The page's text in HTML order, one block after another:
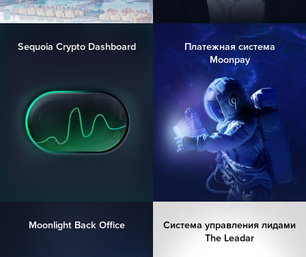
Sequoia Crypto Dashboard
Платежная система
Moonpay
Moonlight Back Office
Система управления лидами
The Leadar